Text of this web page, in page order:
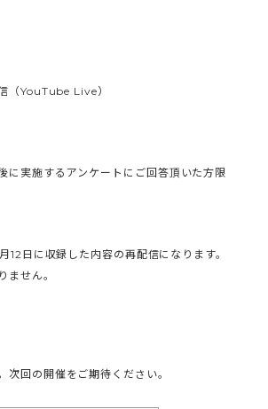
（YouTube Live）
に実施するアンケートにご回答頂いた方限
12日に収録した内容の再配信になります。
ません。
次回の開催をご期待ください。